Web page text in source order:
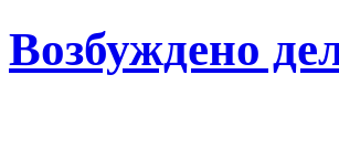
Возбуждено